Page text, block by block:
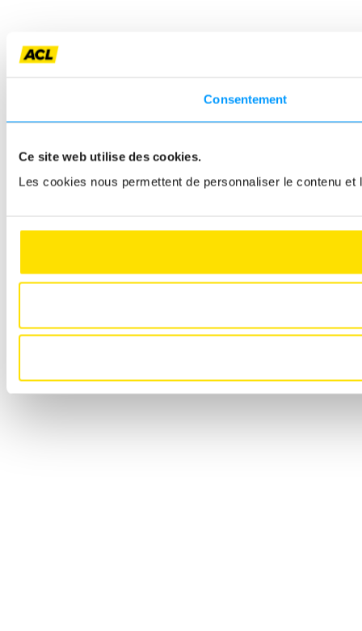
Consentement
Ce site web utilise des cookies.
Les cookies nous permettent de personnaliser le contenu